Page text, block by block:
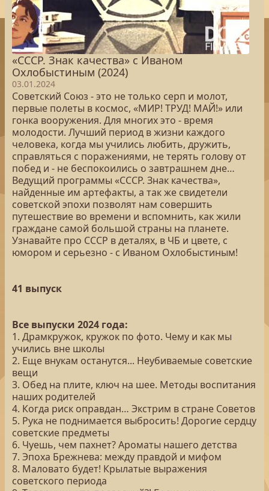
«СССР. Знак качества» с Иваном
Охлобыстиным (2024)
03.01.2024
Советский Союз - это не только серп и молот,
первые полеты в космос, «МИР! ТРУД! МАЙ!» или
гонка вооружения. Для многих это - время
молодости. Лучший период в жизни каждого
человека, когда мы учились любить, дружить,
справляться с поражениями, не терять голову от
побед и - не беспокоились о завтрашнем дне…
Ведущий программы «СССР. Знак качества»,
найденные им артефакты, а так же свидетели
советской эпохи позволят нам совершить
путешествие во времени и вспомнить, как жили
граждане самой большой страны на планете.
Узнавайте про СССР в деталях, в ЧБ и цвете, с
юмором и серьезно - с Иваном Охлобыстиным!
41 выпуск
Все выпуски 2024 года:
1. Драмкружок, кружок по фото. Чему и как мы
учились вне школы
2. Еще внукам останутся... Неубиваемые советские
вещи
3. Обед на плите, ключ на шее. Методы воспитания
наших родителей
4. Когда риск оправдан… Экстрим в стране Советов
5. Рука не поднимается выбросить! Дорогие сердцу
советские предметы
6. Чуешь, чем пахнет? Ароматы нашего детства
7. Эпоха Брежнева: между правдой и мифом
8. Маловато будет! Крылатые выражения
советского периода